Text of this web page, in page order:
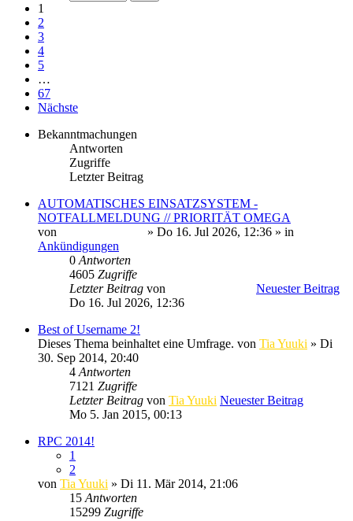
1
2
3
4
5
…
67
Nächste
Bekanntmachungen
Antworten
Zugriffe
Letzter Beitrag
AUTOMATISCHES EINSATZSYSTEM -
NOTFALLMELDUNG // PRIORITÄT OMEGA
von
» Do 16. Jul 2026, 12:36 » in
Ankündigungen
0 Antworten
4605 Zugriffe
Letzter Beitrag von
Neuester Beitrag
Do 16. Jul 2026, 12:36
Best of Username 2!
Dieses Thema beinhaltet eine Umfrage. von Tia Yuuki » Di
30. Sep 2014, 20:40
4 Antworten
7121 Zugriffe
Letzter Beitrag von Tia Yuuki Neuester Beitrag
Mo 5. Jan 2015, 00:13
RPC 2014!
1
2
von Tia Yuuki » Di 11. Mär 2014, 21:06
15 Antworten
15299 Zugriffe